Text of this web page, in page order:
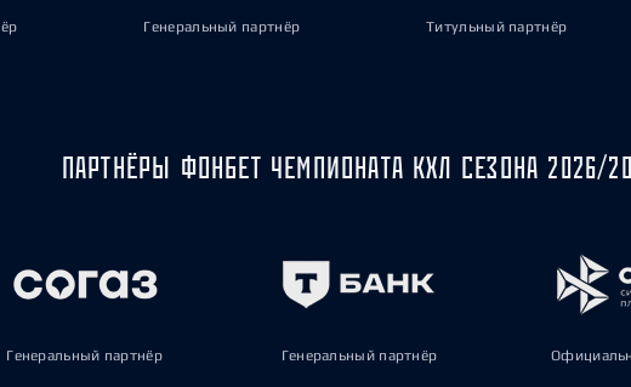
Генеральный партнёр Титульный партнёр
ПАРТНЁРЫ ФОНБЕТ ЧЕМПИОНАТА КХЛ СЕЗОНА 2026/
Генеральный партнёр Генеральный партнёр